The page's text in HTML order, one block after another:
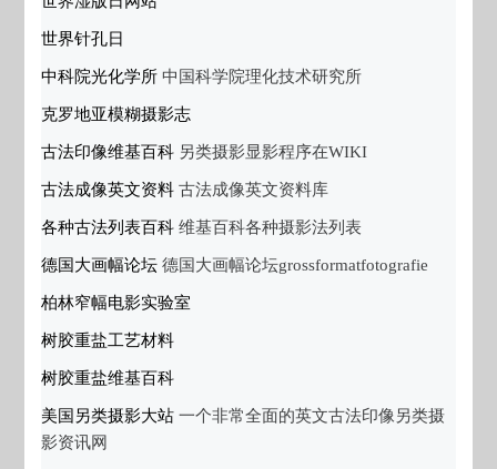
世界针孔日
中科院光化学所 中国科学院理化技术研究所
克罗地亚模糊摄影志
古法印像维基百科 另类摄影显影程序在WIKI
古法成像英文资料 古法成像英文资料库
各种古法列表百科 维基百科各种摄影法列表
德国大画幅论坛 德国大画幅论坛grossformatfotografie
柏林窄幅电影实验室
树胶重盐工艺材料
树胶重盐维基百科
美国另类摄影大站 一个非常全面的英文古法印像另类摄
影资讯网